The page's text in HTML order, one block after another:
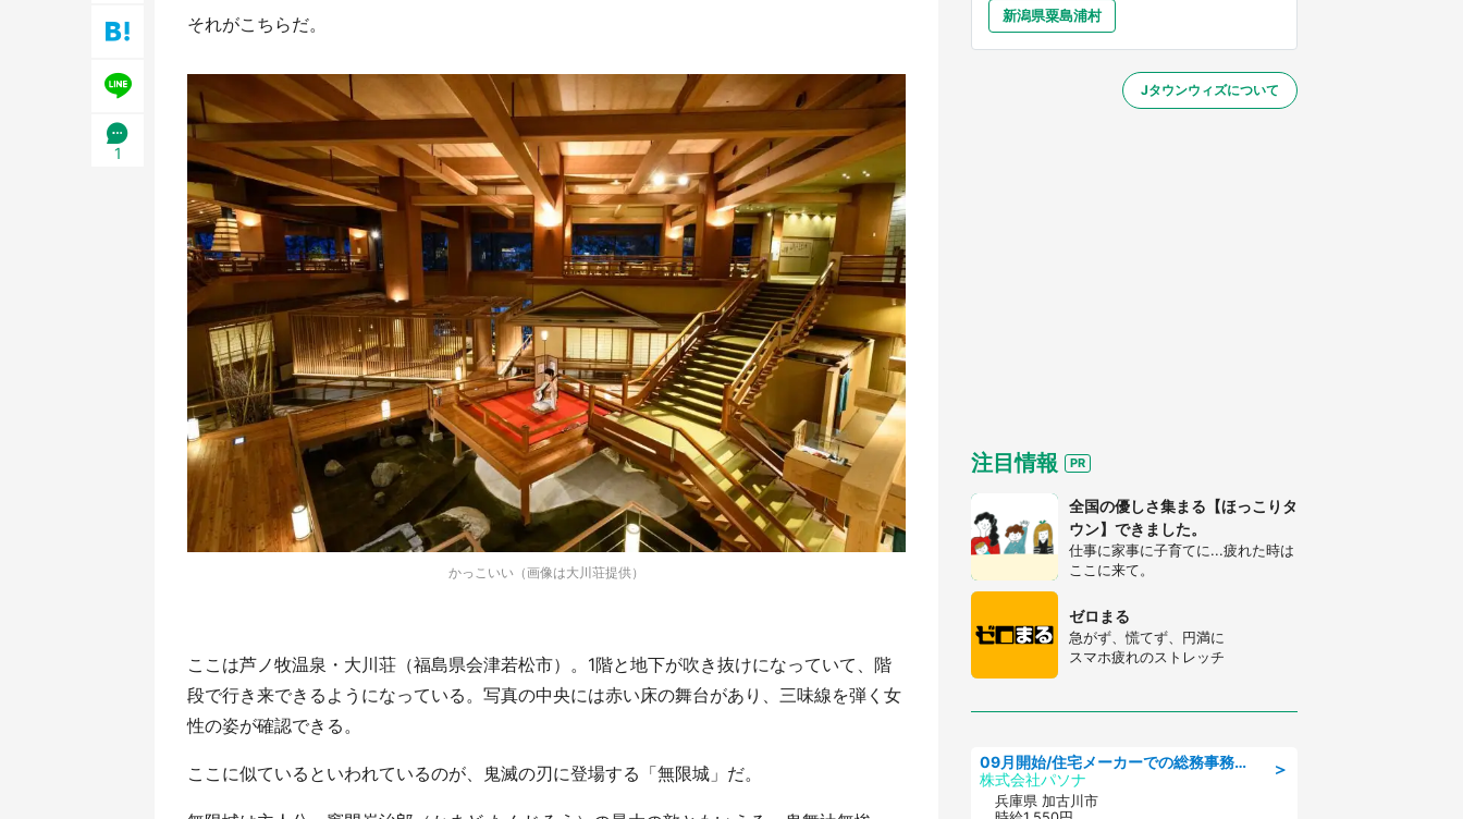
大分 宮崎
日限定】
ラボ、本邦初公開の「猫猫像」も【8
／1～10／26】
1
それがこちらだ。
かっこいい（画像は大川荘提供）
ここは芦ノ牧温泉・大川荘（福島県会津若松市）。1階と地下が吹き抜けになっていて、階
段で行き来できるようになっている。写真の中央には赤い床の舞台があり、三味線を弾く女
性の姿が確認できる。
ここに似ているといわれているのが、鬼滅の刃に登場する「無限城」だ。
新潟県粟島浦村
Jタウンウィズについて
注目情報
全国の優しさ集まる【ほっこりタ
ウン】できました。
仕事に家事に子育てに...疲れた時は
ここに来て。
ゼロまる
急がず、慌てず、円満に
スマホ疲れのストレッチ
＞
09月開始/住宅メーカーでの総務事務のお仕事/駅近/車通勤可/一般事務/人事労務
株式会社パソナ
兵庫県 加古川市